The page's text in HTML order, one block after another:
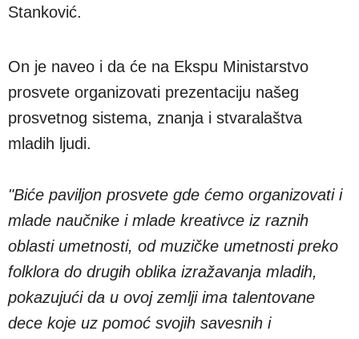
Stanković.
On je naveo i da će na Ekspu Ministarstvo
prosvete organizovati prezentaciju našeg
prosvetnog sistema, znanja i stvaralaštva
mladih ljudi.
"Biće paviljon prosvete gde ćemo organizovati i
mlade naučnike i mlade kreativce iz raznih
oblasti umetnosti, od muzičke umetnosti preko
folklora do drugih oblika izražavanja mladih,
pokazujući da u ovoj zemlji ima talentovane
dece koje uz pomoć svojih savesnih i